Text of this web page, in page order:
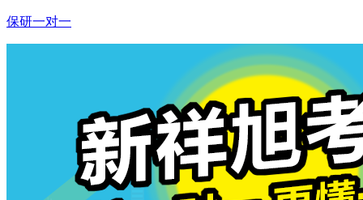
保研一对一